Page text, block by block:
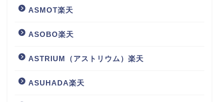
ASMOT楽天
ASOBO楽天
ASTRIUM（アストリウム）楽天
ASUHADA楽天